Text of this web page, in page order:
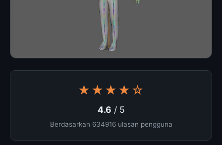
★★★★☆
4.6 / 5
Berdasarkan 634916 ulasan pengguna